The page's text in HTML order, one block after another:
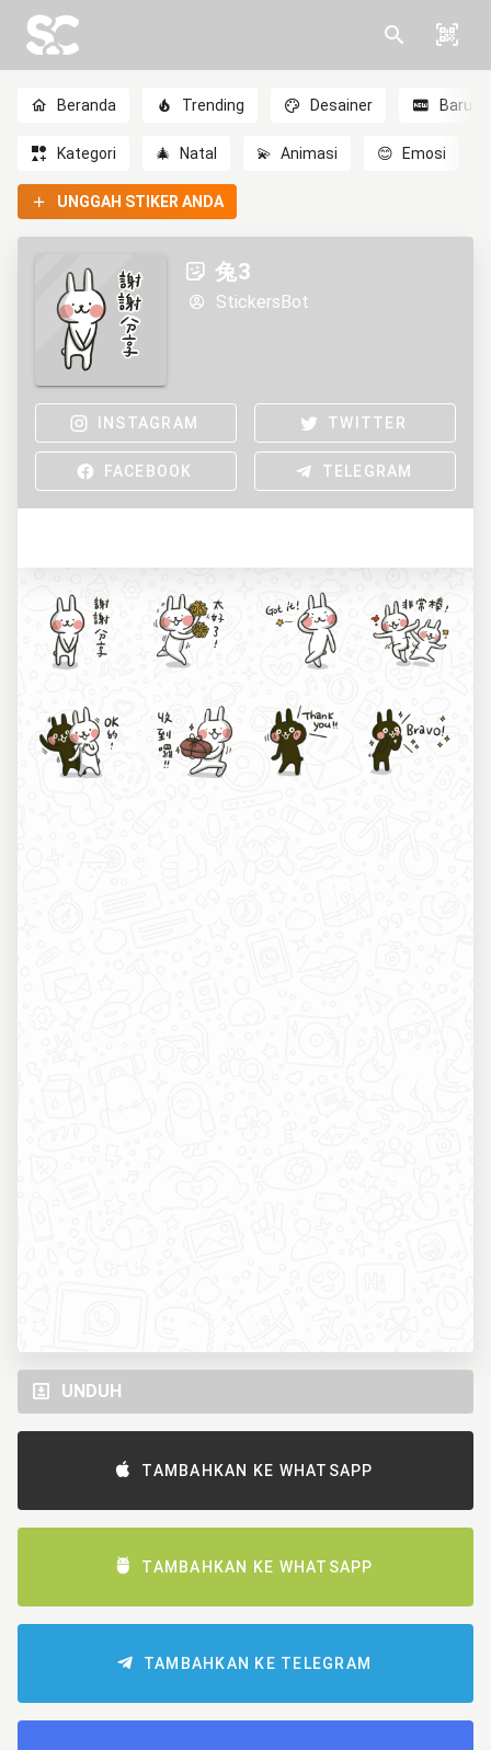
Beranda Trending Desainer Baru
Kategori 🎄 Natal 💫 Animasi 😊 Emosi
UNGGAH STIKER ANDA
兔3
StickersBot
INSTAGRAM TWITTER
FACEBOOK TELEGRAM
UNDUH
TAMBAHKAN KE WHATSAPP
TAMBAHKAN KE WHATSAPP
TAMBAHKAN KE TELEGRAM